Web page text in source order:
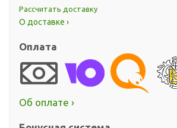
Рассчитать доставку
О доставке ›
Оплата
Об оплате ›